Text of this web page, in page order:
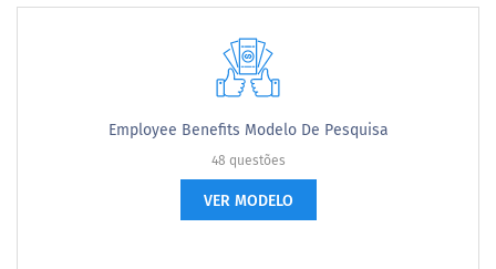
Employee Benefits Modelo De Pesquisa
48 questões
VER MODELO